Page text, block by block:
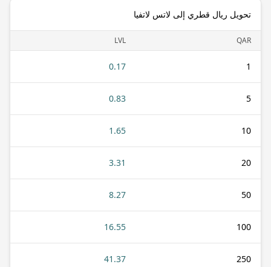
تحويل ريال قطري إلى لاتس لاتفيا
QAR
LVL
1
0.17
5
0.83
10
1.65
20
3.31
50
8.27
100
16.55
250
41.37